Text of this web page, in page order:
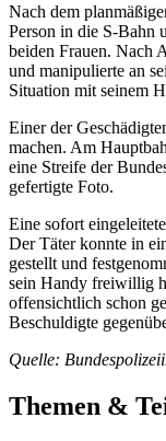
Nach dem
Person in die S-Bahn
beiden Frauen. Nach
und manipulierte an
Situation mit seinem
Einer der
machen. Am
eine Streife der
gefertigte Foto.
Eine sofort
Der Täter konnte in
gestellt und
sein Handy freiwillig
offensichtlich schon
Beschuldigte
Quelle:
Themen &